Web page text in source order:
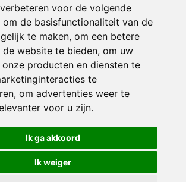
voor de volgende
om de basisfunctionaliteit van de
te maken, om een betere
website te bieden, om uw
onze producten en diensten te
te
, om advertenties weer te
voor u zijn.
Ik ga akkoord
Ik weiger
Bernardus | Alle rechten voorbehouden
| Klachtenregeling|RSIN en Anbi
voorkeuren
Crealisatie The MindOffice